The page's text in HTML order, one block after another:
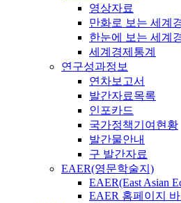
영상자료
만화로 보는 세계
한눈에 보는 세계
세계경제통계
연구성과정보
연차보고서
발간자료목록
인포카드
국가정책기여현황
발간물안내
구 발간자료
EAER(영문학술지)
EAER(East Asian
EAER 홈페이지 바